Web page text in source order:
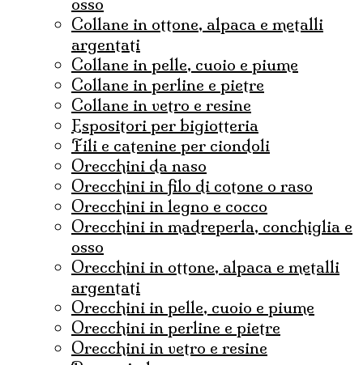
collane in ottone, alpaca e metalli
argentati
collane in pelle, cuoio e piume
collane in perline e pietre
collane in vetro e resine
espositori per bigiotteria
fili e catenine per ciondoli
Orecchini da naso
orecchini in filo di cotone o raso
orecchini in legno e cocco
orecchini in madreperla, conchiglia e
osso
orecchini in ottone, alpaca e metalli
argentati
orecchini in pelle, cuoio e piume
orecchini in perline e pietre
orecchini in vetro e resine